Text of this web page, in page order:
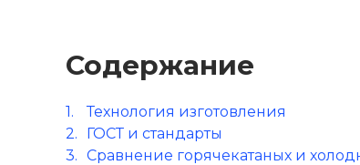
Содержание
Технология изготовления
ГОСТ и стандарты
Сравнение горячекатаных и